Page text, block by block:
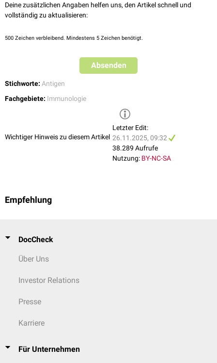
Deine zusätzlichen Angaben helfen uns, den Artikel schnell und
vollständig zu aktualisieren:
500 Zeichen verbleibend. Mindestens 5 Zeichen benötigt.
Absenden
Stichworte: Antigen
Fachgebiete: Immunologie
Wichtiger Hinweis zu diesem Artikel
Letzter Edit:
26.11.2025, 09:32
38.289 Aufrufe
Nutzung: BY-NC-SA
Empfehlung
DocCheck
Über Uns
Investor Relations
Presse
Karriere
Für Unternehmen